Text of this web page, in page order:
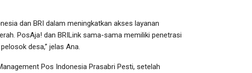
dan BRI dalam meningkatkan akses layanan
PosAja! dan BRILink sama-sama memiliki penetrasi
desa,” jelas Ana.
Pos Indonesia Prasabri Pesti, setelah